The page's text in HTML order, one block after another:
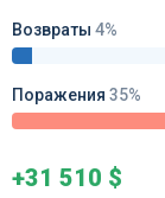
Возвраты 4%
Поражения 35%
+31 510 $